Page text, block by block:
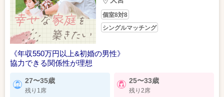
個室8対8
シングルマッチング
《年収550万円以上&初婚の男性》
協力できる関係性が理想
27〜35歳
残り1席
25〜33歳
残り2席